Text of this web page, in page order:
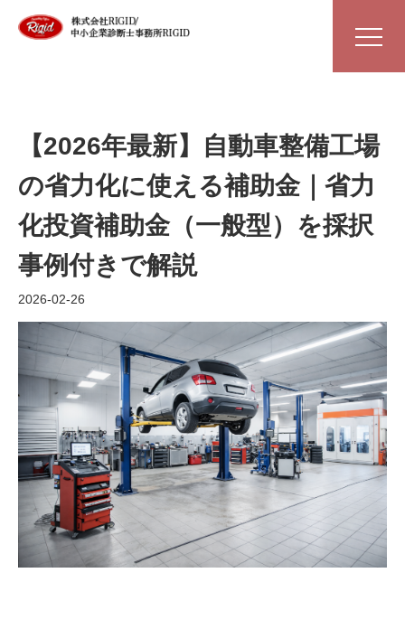
【2026年最新】自動車整備工場
の省力化に使える補助金｜省力
化投資補助金（一般型）を採択
事例付きで解説
2026-02-26